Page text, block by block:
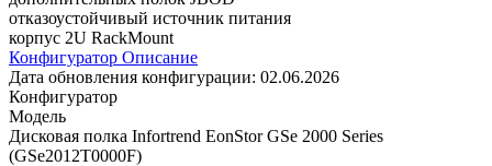
отказоустойчивый источник питания
корпус 2U RackMount
Конфигуратор Описание
Дата обновления конфигурации: 02.06.2026
Конфигуратор
Модель
Дисковая полка Infortrend EonStor GSe 2000 Series
(GSe2012T0000F)